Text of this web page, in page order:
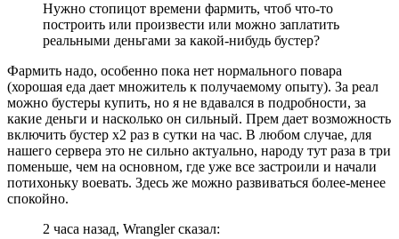
Нужно стопицот времени фармить, чтоб что-то
построить или произвести или можно заплатить
реальными деньгами за какой-нибудь бустер?
Фармить надо, особенно пока нет нормального повара
(хорошая еда дает множитель к получаемому опыту). За реал
можно бустеры купить, но я не вдавался в подробности, за
какие деньги и насколько он сильный. Прем дает возможность
включить бустер х2 раз в сутки на час. В любом случае, для
нашего сервера это не сильно актуально, народу тут раза в три
поменьше, чем на основном, где уже все застроили и начали
потихоньку воевать. Здесь же можно развиваться более-менее
спокойно.
2 часа назад, Wrangler сказал: